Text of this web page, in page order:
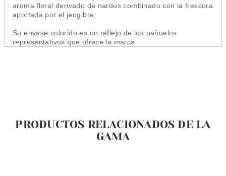
aroma floral derivado de nardos combinado con la frescura
aportada por el jengibre.
Su envase colorido es un reflejo de los pañuelos
representativos que ofrece la marca.
PRODUCTOS RELACIONADOS DE LA
GAMA